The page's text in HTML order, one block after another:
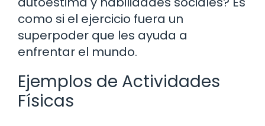
como si el ejercicio fuera un
superpoder que les ayuda a
enfrentar el mundo.
Ejemplos de Actividades
Físicas